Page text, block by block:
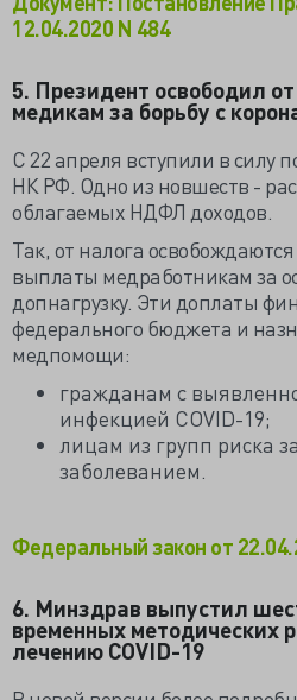
12.04.2020 N 484
5. Президент освободил
медикам за борьбу с
С 22 апреля вступили в силу
НК РФ. Одно из новшеств -
облагаемых НДФЛ доходов.
Так, от налога
выплаты медработникам за
допнагрузку. Эти доплаты
федерального бюджета и
медпомощи:
гражданам с
инфекцией COVID-19;
лицам из групп риска
заболеванием.
Федеральный закон от
6. Минздрав выпустил
временных методических
лечению COVID-19